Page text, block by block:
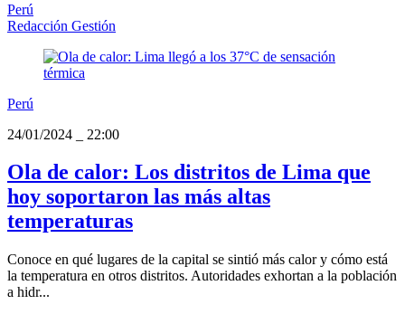
Perú
Redacción Gestión
Perú
24/01/2024
22:00
Ola de calor: Los distritos de Lima que
hoy soportaron las más altas
temperaturas
Conoce en qué lugares de la capital se sintió más calor y cómo está
la temperatura en otros distritos. Autoridades exhortan a la población
a hidr...